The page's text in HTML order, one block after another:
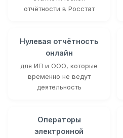
отчётности в Росстат
Нулевая отчётность
онлайн
для ИП и ООО, которые
временно не ведут
деятельность
Операторы
электронной